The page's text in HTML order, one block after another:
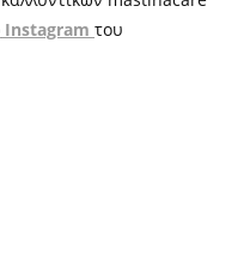
Instagram του